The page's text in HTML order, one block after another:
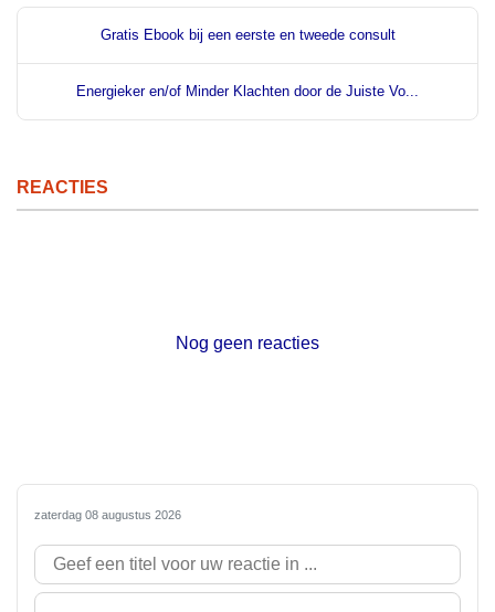
Gratis Ebook bij een eerste en tweede consult
Energieker en/of Minder Klachten door de Juiste Vo...
REACTIES
Nog geen reacties
zaterdag 08 augustus 2026